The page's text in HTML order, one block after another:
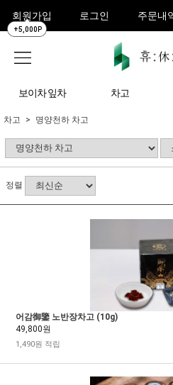
회원가입
+5,000P
로그인 주문내
보이차 잎차 차고
차고 명양천하 차고
정렬
어감御鑒 노반장차고 (10g)
49,800원
1,490원 적립